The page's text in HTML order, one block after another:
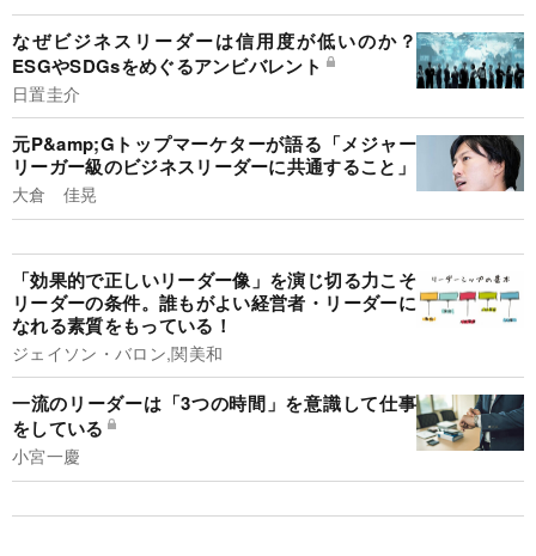
なぜビジネスリーダーは信用度が低いのか？
ESGやSDGsをめぐるアンビバレント
日置圭介
元P&amp;Gトップマーケターが語る「メジャー
リーガー級のビジネスリーダーに共通すること」
大倉 佳晃
「効果的で正しいリーダー像」を演じ切る力こそ
リーダーの条件。誰もがよい経営者・リーダーに
なれる素質をもっている！
ジェイソン・バロン,関美和
一流のリーダーは「3つの時間」を意識して仕事
をしている
小宮一慶